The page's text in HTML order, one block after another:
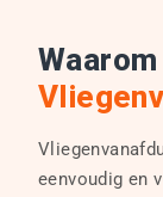
Waarom
eenvoudig en